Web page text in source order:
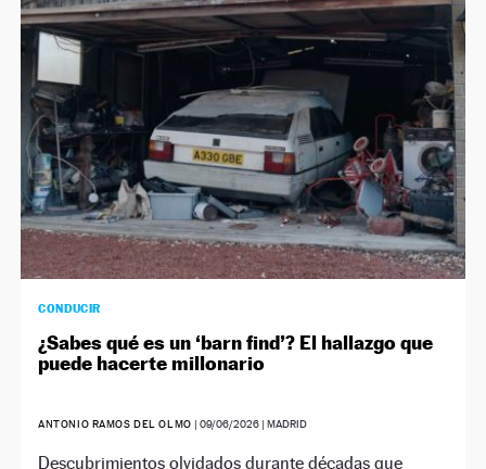
CONDUCIR
¿Sabes qué es un ‘barn find’? El hallazgo que
puede hacerte millonario
ANTONIO RAMOS DEL OLMO | 09/06/2026| MADRID
Descubrimientos olvidados durante décadas que